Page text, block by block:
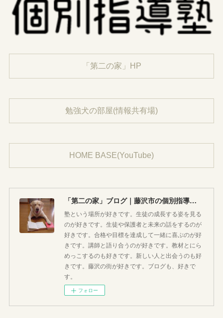
「第二の家」HP
勉強犬の部屋(情報共有場)
HOME BASE(YouTube)
「第二の家」ブログ｜藤沢市の個別指導塾のお話
塾という場所が好きです。生徒の成長する姿を見る
のが好きです。生徒や保護者と未来の話をするのが
好きです。合格や目標を達成して一緒に喜ぶのが好
きです。講師と語り合うのが好きです。教材とにら
めっこするのも好きです。新しい人と出会うのも好
きです。藤沢の街が好きです。ブログも、好きで
す。
フォロー